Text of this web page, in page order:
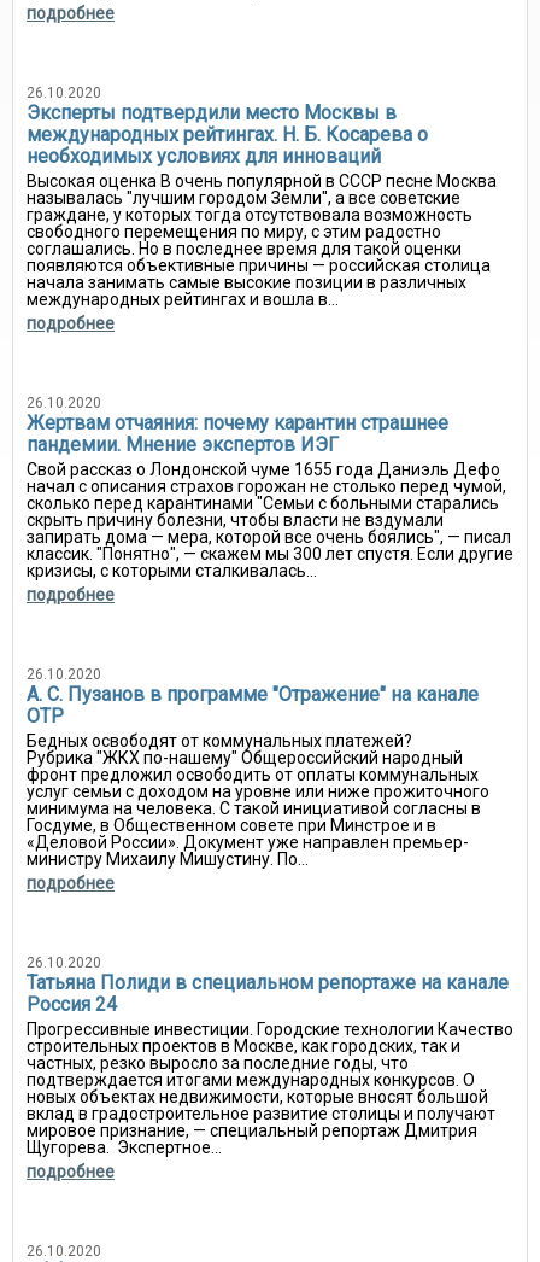
подробнее
26.10.2020
Эксперты подтвердили место Москвы в
международных рейтингах. Н. Б. Косарева о
необходимых условиях для инноваций
Высокая оценка В очень популярной в СССР песне Москва
называлась "лучшим городом Земли", а все советские
граждане, у которых тогда отсутствовала возможность
свободного перемещения по миру, с этим радостно
соглашались. Но в последнее время для такой оценки
появляются объективные причины — российская столица
начала занимать самые высокие позиции в различных
международных рейтингах и вошла в...
подробнее
26.10.2020
Жертвам отчаяния: почему карантин страшнее
пандемии. Мнение экспертов ИЭГ
Свой рассказ о Лондонской чуме 1655 года Даниэль Дефо
начал с описания страхов горожан не столько перед чумой,
сколько перед карантинами "Семьи с больными старались
скрыть причину болезни, чтобы власти не вздумали
запирать дома — мера, которой все очень боялись", — писал
классик. "Понятно", — скажем мы 300 лет спустя. Если другие
кризисы, с которыми сталкивалась...
подробнее
26.10.2020
А. С. Пузанов в программе "Отражение" на канале
ОТР
Бедных освободят от коммунальных платежей?
Рубрика "ЖКХ по-нашему" Общероссийский народный
фронт предложил освободить от оплаты коммунальных
услуг семьи с доходом на уровне или ниже прожиточного
минимума на человека. С такой инициативой согласны в
Госдуме, в Общественном совете при Минстрое и в
«Деловой России». Документ уже направлен премьер-
министру Михаилу Мишустину. По...
подробнее
26.10.2020
Татьяна Полиди в специальном репортаже на канале
Россия 24
Прогрессивные инвестиции. Городские технологии Качество
строительных проектов в Москве, как городских, так и
частных, резко выросло за последние годы, что
подтверждается итогами международных конкурсов. О
новых объектах недвижимости, которые вносят большой
вклад в градостроительное развитие столицы и получают
мировое признание, — специальный репортаж Дмитрия
Щугорева. Экспертное...
подробнее
26.10.2020